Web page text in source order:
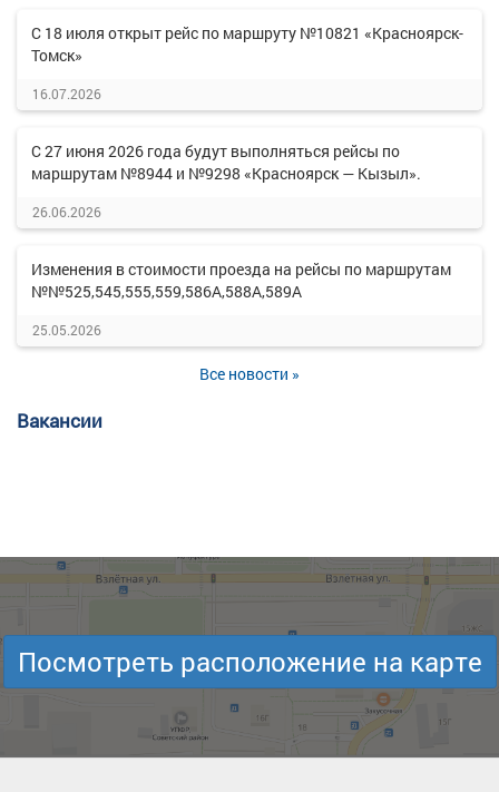
С 18 июля открыт рейс по маршруту №10821 «Красноярск-
Томск»
16.07.2026
С 27 июня 2026 года будут выполняться рейсы по
маршрутам №8944 и №9298 «Красноярск — Кызыл».
26.06.2026
Изменения в стоимости проезда на рейсы по маршрутам
№№525,545,555,559,586А,588А,589А
25.05.2026
Все новости »
Вакансии
Посмотреть расположение на карте